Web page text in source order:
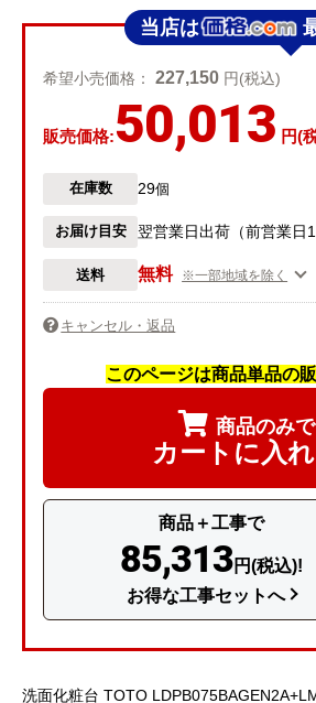
当店は
希望小売価格：227,150 円(税込)
販売価格:50,013 円(
在庫数 29個
お届け目安 翌営業日出荷（前営業日
送料 無料 ※一部地域を除く
キャンセル・返品
このページは商品単品の販
商品のみで
カートに入
商品＋工事で
85,313円(税込)!
お得な工事セットへ
洗面化粧台 TOTO